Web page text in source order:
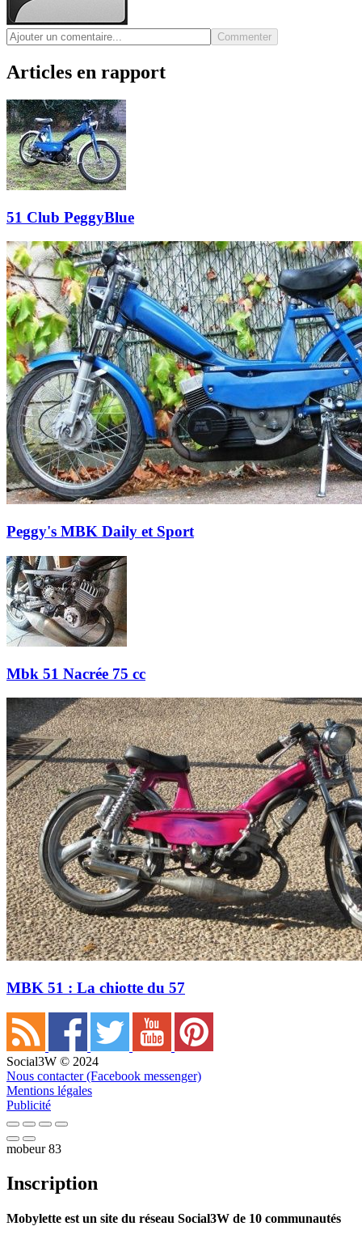
Commenter
Articles en rapport
51 Club PeggyBlue
Peggy's MBK Daily et Sport
Mbk 51 Nacrée 75 cc
MBK 51 : La chiotte du 57
Social3W © 2024
Nous contacter (Facebook messenger)
Mentions légales
Publicité
mobeur 83
Inscription
Mobylette est un site du réseau Social3W de 10 communautés